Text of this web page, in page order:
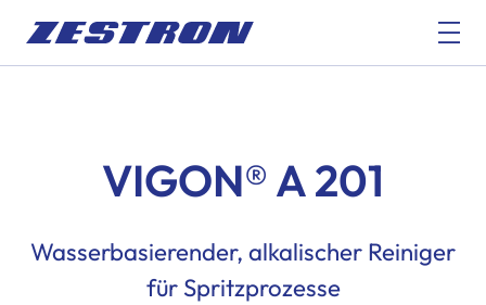
VIGON® A 201
Wasserbasierender, alkalischer Reiniger
für Spritzprozesse